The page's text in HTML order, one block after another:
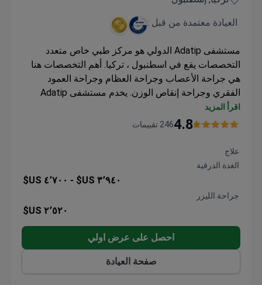
العيادة معتمدة من قبل :
مستشفى Adatip الدولي هو مركز طبي خاص متعدد
التخصصات يقع في اسطنبول ، تركيا. أهم التخصصات هنا
هي جراحة الأعصاب وجراحة العظام وجراحة العمود
الفقري وجراحة إنقاص الوزن. يخدم مستشفى Adatip
الدولي البالغين والأطفال. يزور المرضى من دول رابطة
الدول المستقلة وإفريقيا وجامعة الدول العربية العيادة في
اقرأ المزيد
4.8246 تقييمات
علاج
الغدة الدرقية
٣٬٩٤٠ US$ - ٤٬٧٠٠ US$
جراحة الليزر
٢٬٥٢٠ US$
احصل على عرض اولي
صفحة العيادة